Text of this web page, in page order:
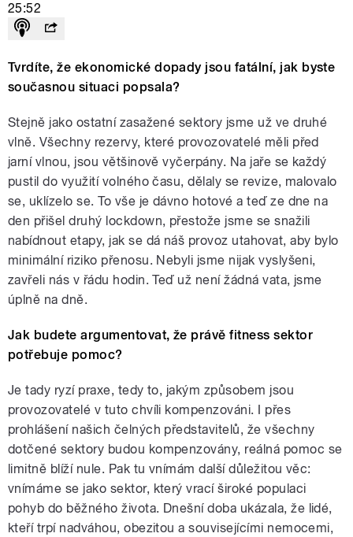
25:52
Tvrdíte, že ekonomické dopady jsou fatální, jak byste
současnou situaci popsala?
Stejně jako ostatní zasažené sektory jsme už ve druhé
vlně. Všechny rezervy, které provozovatelé měli před
jarní vlnou, jsou většinově vyčerpány. Na jaře se každý
pustil do využití volného času, dělaly se revize, malovalo
se, uklízelo se. To vše je dávno hotové a teď ze dne na
den přišel druhý lockdown, přestože jsme se snažili
nabídnout etapy, jak se dá náš provoz utahovat, aby bylo
minimální riziko přenosu. Nebyli jsme nijak vyslyšeni,
zavřeli nás v řádu hodin. Teď už není žádná vata, jsme
úplně na dně.
Jak budete argumentovat, že právě fitness sektor
potřebuje pomoc?
Je tady ryzí praxe, tedy to, jakým způsobem jsou
provozovatelé v tuto chvíli kompenzováni. I přes
prohlášení našich čelných představitelů, že všechny
dotčené sektory budou kompenzovány, reálná pomoc se
limitně blíží nule. Pak tu vnímám další důležitou věc:
vnímáme se jako sektor, který vrací široké populaci
pohyb do běžného života. Dnešní doba ukázala, že lidé,
kteří trpí nadváhou, obezitou a souvisejícími nemocemi,